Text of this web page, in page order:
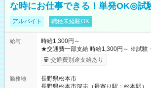
な時にお仕事できる！単発OK◎試
アルバイト 職種未経験OK
給与
時給1,300円～
★交通費一部支給 時給1,300円～ ※試験・役割により手当あり
※勤務回数により昇給あり 【即給（前払
り！】 希望される場合、勤務から1週間
例】 ・河合塾模擬試験 8:30～17:30（休
交通費別途支給あり
勤務地
長野県松本市
長野県松本市深志（最寄り駅：松本駅）